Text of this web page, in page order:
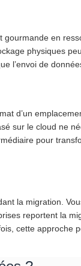
gourmande en
physiques
l’envoi de
d’un
sur le cloud ne
pour
la migration.
reportent la
cette approche